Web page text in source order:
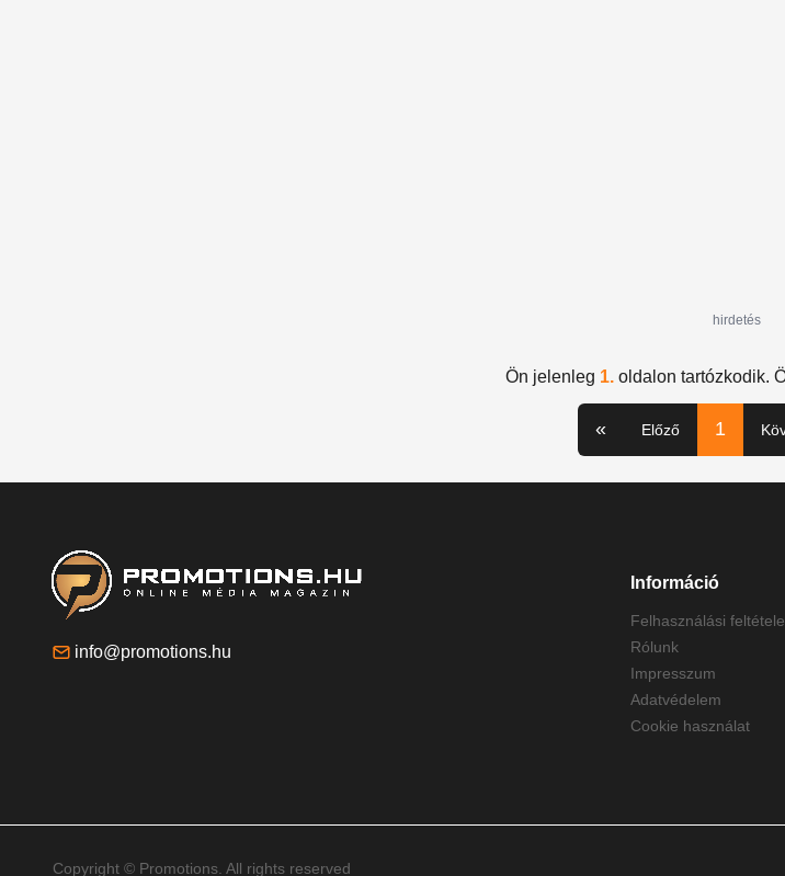
hirdetés
Ön jelenleg 1. oldalon tartózkodik.
« Előző 1
info@promotions.hu
Információ
Felhasználási
Rólunk
Impresszum
Adatvédelem
Cookie használat
Copyright © Promotions. All rights reserved